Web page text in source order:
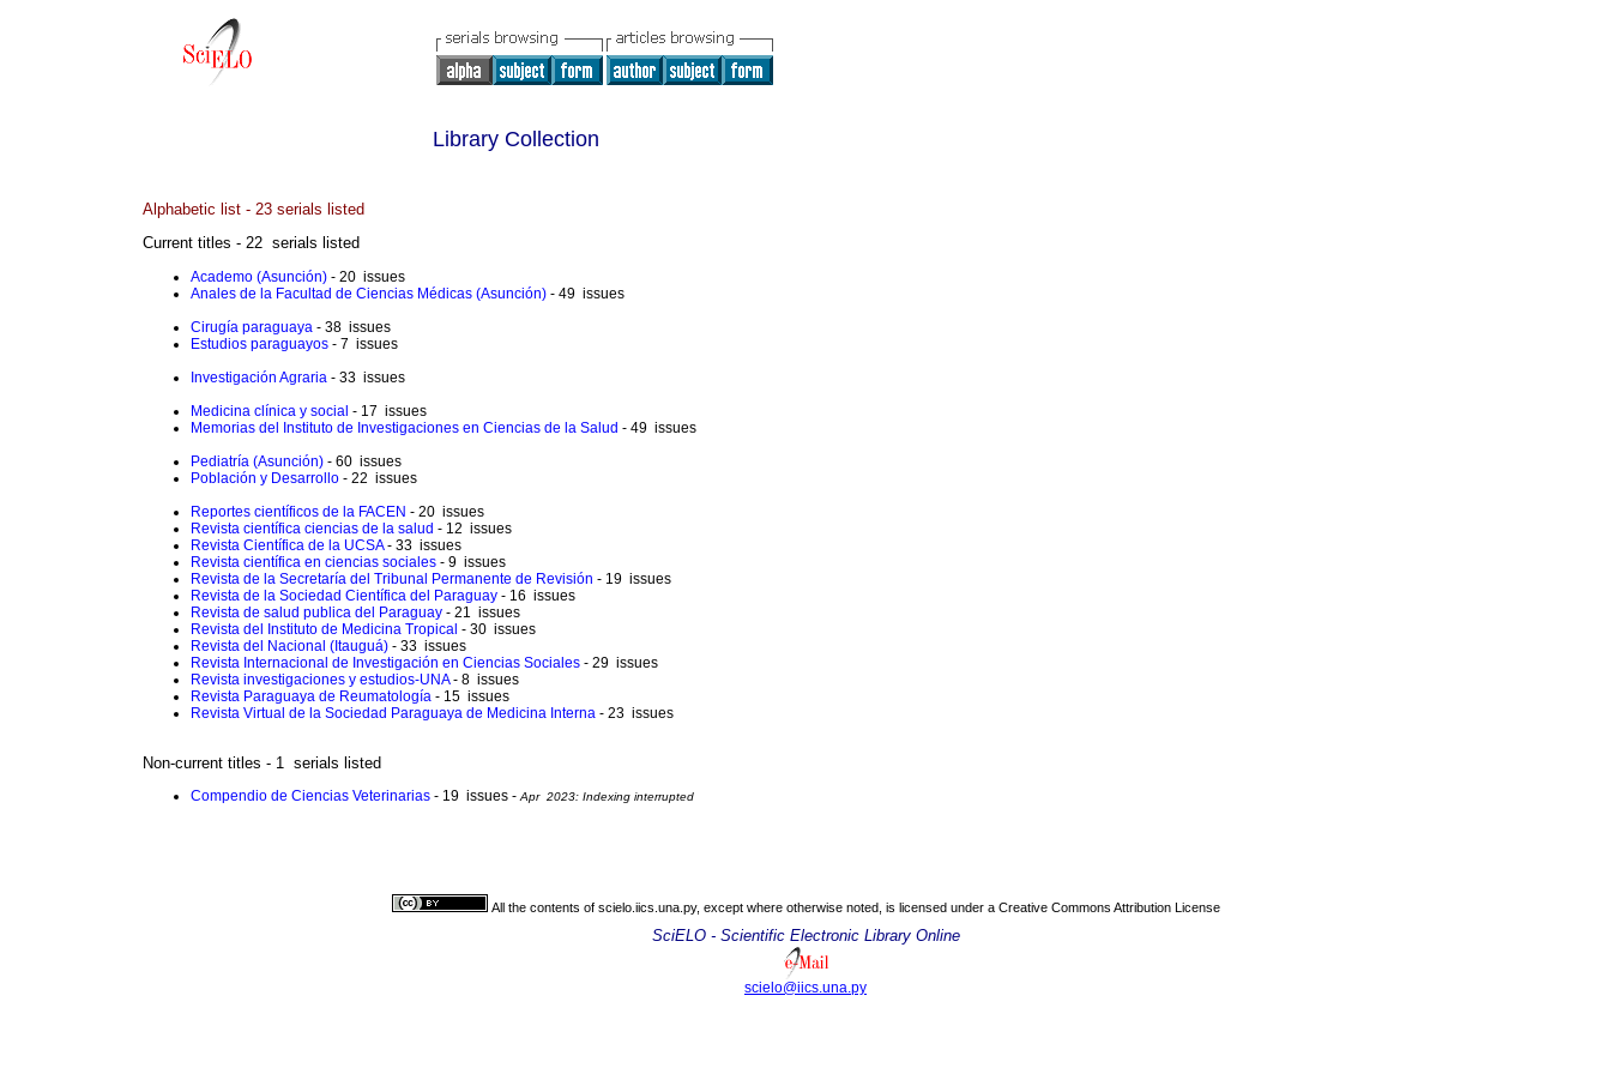
Library Collection
Alphabetic list - 23 serials listed
Current titles - 22 serials listed
Academo (Asunción) - 20 issues
Anales de la Facultad de Ciencias Médicas (Asunción) - 49 issues
Cirugía paraguaya - 38 issues
Estudios paraguayos - 7 issues
Investigación Agraria - 33 issues
Medicina clínica y social - 17 issues
Memorias del Instituto de Investigaciones en Ciencias de la Salud - 49 issues
Pediatría (Asunción) - 60 issues
Población y Desarrollo - 22 issues
Reportes científicos de la FACEN - 20 issues
Revista científica ciencias de la salud - 12 issues
Revista Científica de la UCSA- 33 issues
Revista científica en ciencias sociales - 9 issues
Revista de la Secretaría del Tribunal Permanente de Revisión - 19 issues
Revista de la Sociedad Científica del Paraguay - 16 issues
Revista de salud publica del Paraguay - 21 issues
Revista del Instituto de Medicina Tropical - 30 issues
Revista del Nacional (Itauguá) - 33 issues
Revista Internacional de Investigación en Ciencias Sociales - 29 issues
Revista investigaciones y estudios-UNA- 8 issues
Revista Paraguaya de Reumatología - 15 issues
Revista Virtual de la Sociedad Paraguaya de Medicina Interna - 23 issues
Non-current titles - 1 serials listed
Compendio de Ciencias Veterinarias - 19 issues -Apr 2023: Indexing interrupted
All the contents of scielo.iics.una.py, except where otherwise noted, is licensed under a Creative Commons Attribution License
SciELO - Scientific Electronic Library Online
scielo@iics.una.py